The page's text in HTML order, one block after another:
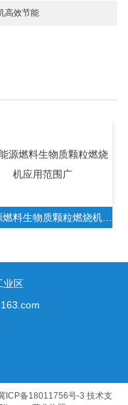
高效节能
新能源燃料生物质颗粒燃烧机应用范围广
业区
ICP备18011756号-3 技术支